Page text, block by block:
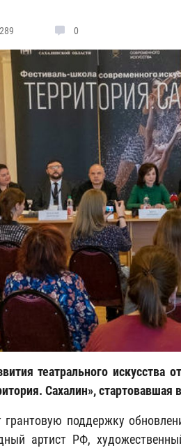
0
театрального
Сахалин»,
поддержку
артист РФ,